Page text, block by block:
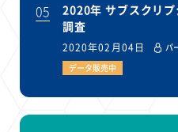
05
2020年 サブスクリ
調査
2020年02月04日 パ
データ販売中